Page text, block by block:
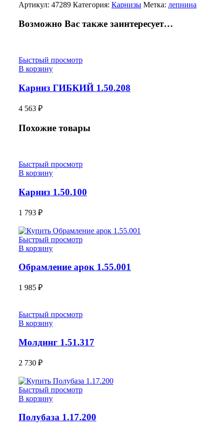
Артикул: 47289 Категория: Карнизы Метка: лепнина
Возможно Вас также заинтересует…
Быстрый просмотр
В корзину
Карниз ГИБКИЙ 1.50.208
4 563 ₽
Похожие товары
Быстрый просмотр
В корзину
Карниз 1.50.100
1 793 ₽
Быстрый просмотр
В корзину
Обрамление арок 1.55.001
1 985 ₽
Быстрый просмотр
В корзину
Молдинг 1.51.317
2 730 ₽
Быстрый просмотр
В корзину
Полубаза 1.17.200